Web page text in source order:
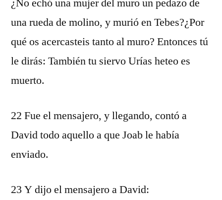
¿No echó una mujer del muro un pedazo de
una rueda de molino, y murió en Tebes?¿Por
qué os acercasteis tanto al muro? Entonces tú
le dirás: También tu siervo Urías heteo es
muerto.
22 Fue el mensajero, y llegando, contó a
David todo aquello a que Joab le había
enviado.
23 Y dijo el mensajero a David: